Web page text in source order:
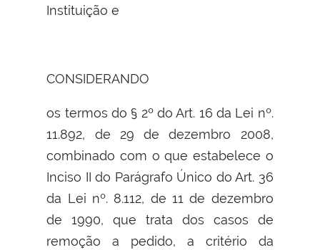
Instituição e
CONSIDERANDO
os termos do § 2º do Art. 16 da Lei nº.
11.892, de 29 de dezembro 2008,
combinado com o que estabelece o
Inciso II do Parágrafo Único do Art. 36
da Lei nº. 8.112, de 11 de dezembro
de 1990, que trata dos casos de
remoção a pedido, a critério da